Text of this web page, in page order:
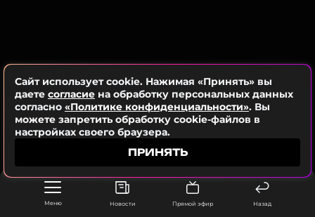
Меню Новости Прямой эфир Назад
выпрыгивают из самолета», — поделился певец.
Сайт использует cookie. Нажимая «Принять» вы
даете согласие на обработку персональных данных
согласно «Политике конфиденциальности». Вы
можете запретить обработку cookie-файлов в
настройках своего браузера.
ПРИНЯТЬ